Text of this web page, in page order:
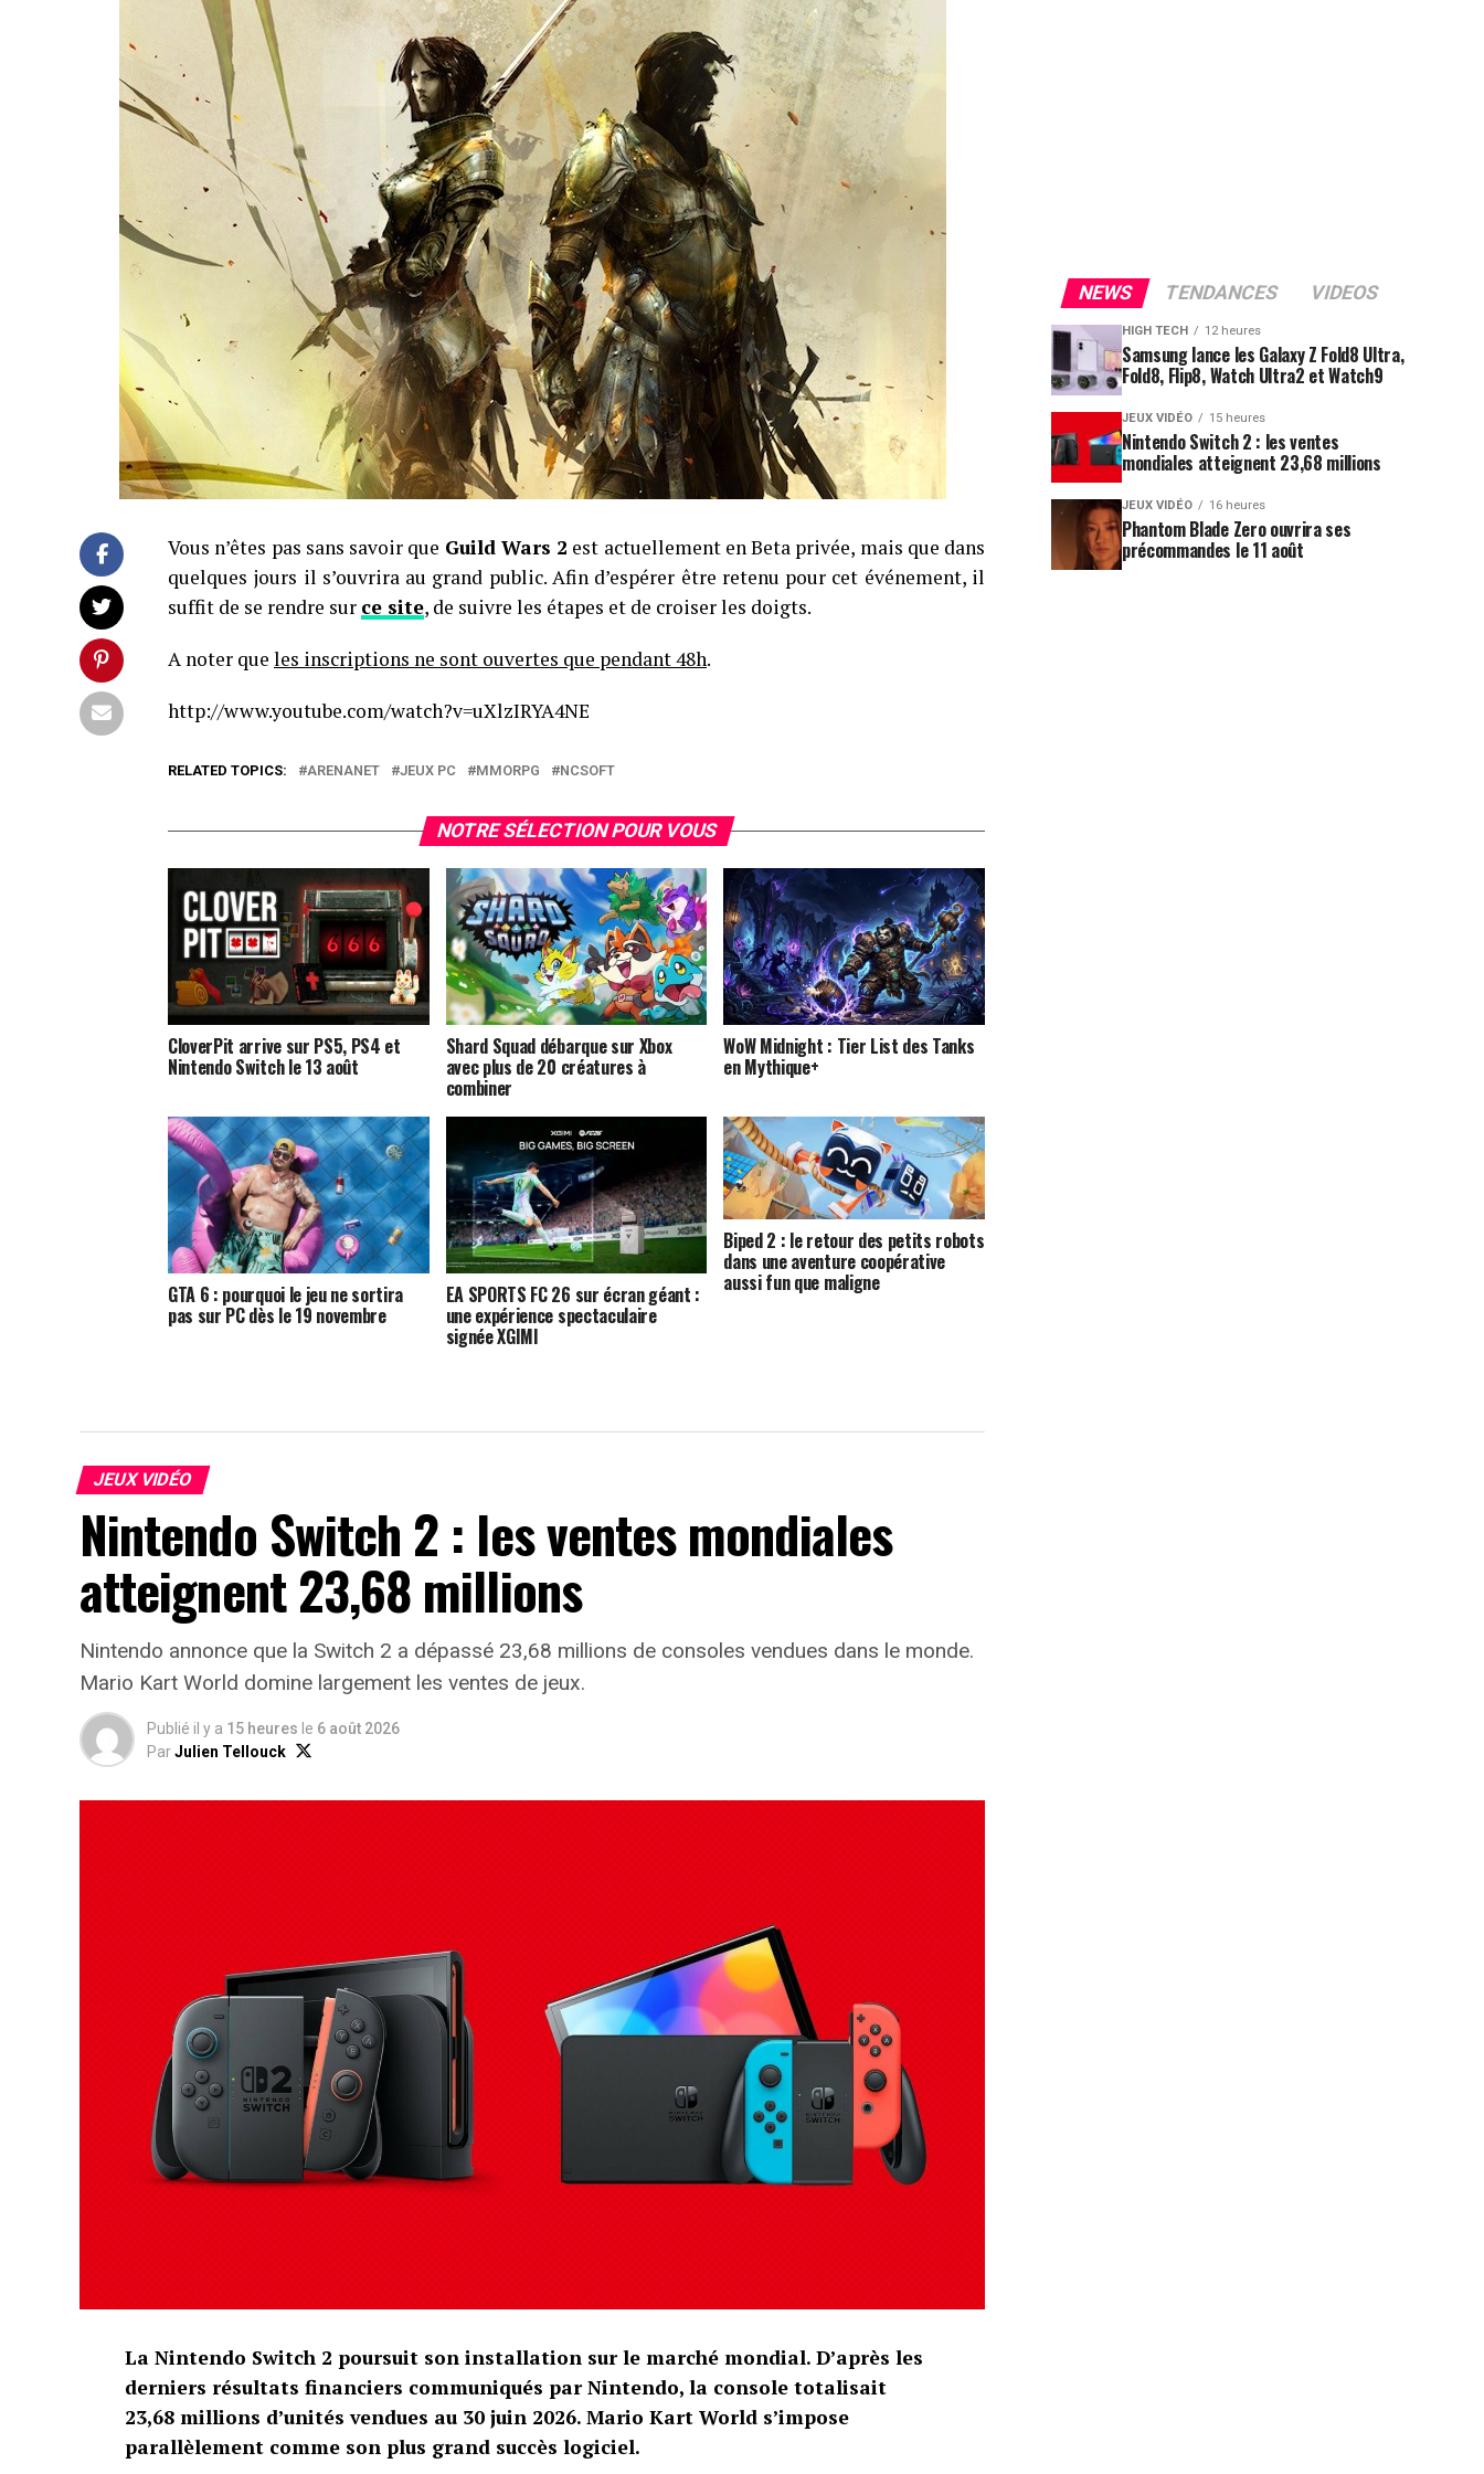
Vous n’êtes pas sans savoir que Guild Wars 2 est actuellement en Beta privée, mais que dans
quelques jours il s’ouvrira au grand public. Afin d’espérer être retenu pour cet événement, il
suffit de se rendre sur ce site, de suivre les étapes et de croiser les doigts.
A noter que les inscriptions ne sont ouvertes que pendant 48h.
http://www.youtube.com/watch?v=uXlzIRYA4NE
RELATED TOPICS: ARENANET JEUX PC MMORPG NCSOFT
NOTRE SÉLECTION POUR VOUS
CloverPit arrive sur PS5, PS4 et
Nintendo Switch le 13 août
Shard Squad débarque sur Xbox
avec plus de 20 créatures à
combiner
WoW Midnight : Tier List des Tanks
en Mythique+
GTA 6 : pourquoi le jeu ne sortira
pas sur PC dès le 19 novembre
EA SPORTS FC 26 sur écran géant :
une expérience spectaculaire
signée XGIMI
Biped 2 : le retour des petits robots
dans une aventure coopérative
aussi fun que maligne
JEUX VIDÉO
Nintendo Switch 2 : les ventes mondiales
atteignent 23,68 millions
Nintendo annonce que la Switch 2 a dépassé 23,68 millions de consoles vendues dans le monde.
Mario Kart World domine largement les ventes de jeux.
Publié il y a 15 heures le 6 août 2026
ParJulien Tellouck
La Nintendo Switch 2 poursuit son installation sur le marché mondial. D’après les
derniers résultats financiers communiqués par Nintendo, la console totalisait
23,68 millions d’unités vendues au 30 juin 2026. Mario Kart World s’impose
parallèlement comme son plus grand succès logiciel.
NEWS TENDANCES VIDEOS
HIGH TECH 12 heures
Samsung lance les Galaxy Z Fold8 Ultra,
Fold8, Flip8, Watch Ultra2 et Watch9
JEUX VIDÉO 15 heures
Nintendo Switch 2 : les ventes
mondiales atteignent 23,68 millions
JEUX VIDÉO 16 heures
Phantom Blade Zero ouvrira ses
précommandes le 11 août